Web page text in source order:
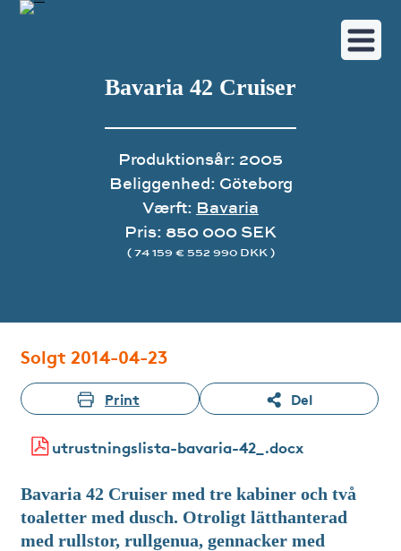
Bavaria 42 Cruiser
Produktionsår: 2005
Beliggenhed: Göteborg
Værft: Bavaria
Pris: 850 000 SEK
( 74 159 € 552 990 DKK )
Solgt 2014-04-23
Print Del
utrustningslista-bavaria-42_.docx
Bavaria 42 Cruiser med tre kabiner och två
toaletter med dusch. Otroligt lätthanterad
med rullstor, rullgenua, gennacker med